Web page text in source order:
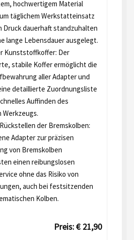
hochwertigem Material
täglichem Werkstatteinsatz
Druck dauerhaft standzuhalten
lange Lebensdauer ausgelegt.
Kunststoffkoffer: Der
stabile Koffer ermöglicht die
aller Adapter und
detaillierte Zuordnungsliste
Auffinden des
Werkzeugs.
der Bremskolben:
Adapter zur präzisen
von Bremskolben
einen reibungslosen
ohne das Risiko von
auch bei festsitzenden
Kolben.
Preis: € 21,90